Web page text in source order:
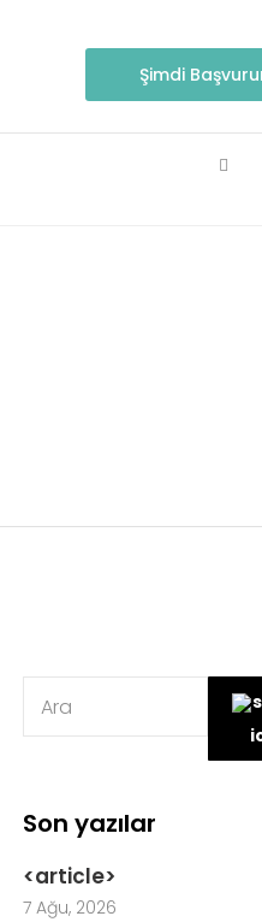
Şimdi
Son yazılar
<article>
7 Ağu, 2026